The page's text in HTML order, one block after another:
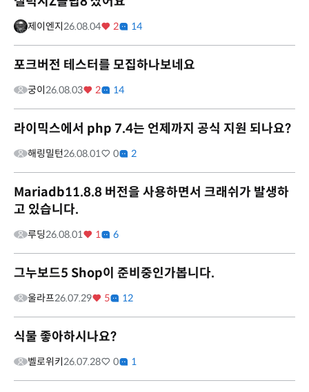
제이엔지26.08.04 2 14
포크버전 테스터를 모집하나보네요
궁이26.08.03 2 14
라이믹스에서 php 7.4는 언제까지 공식 지원 되나요?
해링밀턴26.08.01 0 2
Mariadb11.8.8 버전을 사용하면서 크래쉬가 발생하
고 있습니다.
루딩26.08.01 1 6
그누보드5 Shop이 준비중인가봅니다.
울라프26.07.29 5 12
식물 좋아하시나요?
벨로위키26.07.28 0 1